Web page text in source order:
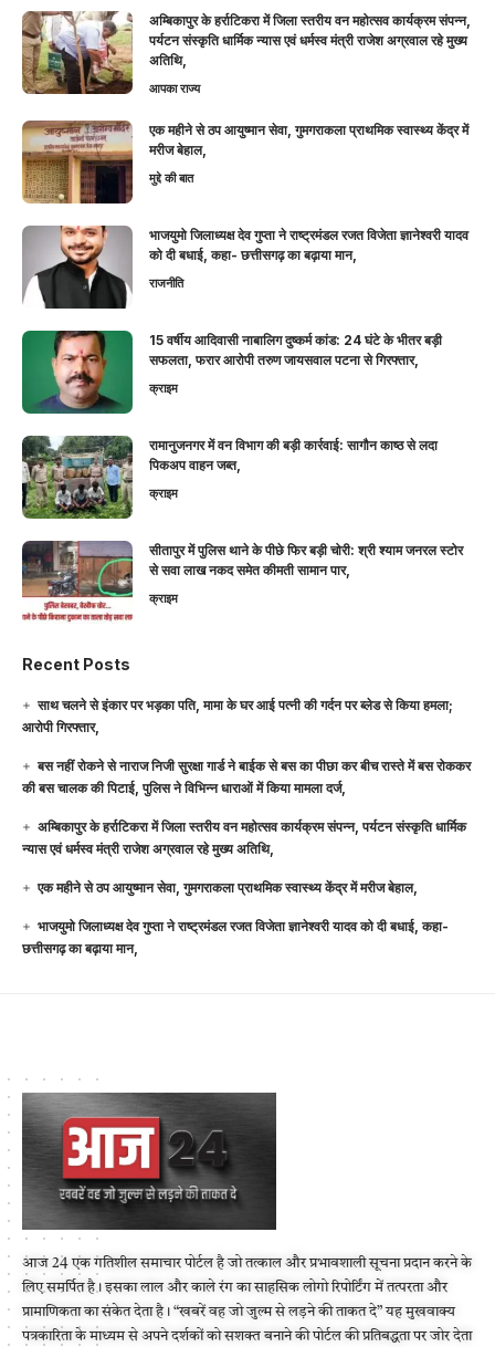
अम्बिकापुर के हर्राटिकरा में जिला स्तरीय वन महोत्सव कार्यक्रम संपन्न,
पर्यटन संस्कृति धार्मिक न्यास एवं धर्मस्व मंत्री राजेश अग्रवाल रहे मुख्य
अतिथि,
आपका राज्य
एक महीने से ठप आयुष्मान सेवा, गुमगराकला प्राथमिक स्वास्थ्य केंद्र में
मरीज बेहाल,
मुद्दे की बात
भाजयुमो जिलाध्यक्ष देव गुप्ता ने राष्ट्रमंडल रजत विजेता ज्ञानेश्वरी यादव
को दी बधाई, कहा- छत्तीसगढ़ का बढ़ाया मान,
राजनीति
15 वर्षीय आदिवासी नाबालिग दुष्कर्म कांड: 24 घंटे के भीतर बड़ी
सफलता, फरार आरोपी तरुण जायसवाल पटना से गिरफ्तार,
क्राइम
रामानुजनगर में वन विभाग की बड़ी कार्रवाई: सागौन काष्ठ से लदा
पिकअप वाहन जब्त,
क्राइम
सीतापुर में पुलिस थाने के पीछे फिर बड़ी चोरी: श्री श्याम जनरल स्टोर
से सवा लाख नकद समेत कीमती सामान पार,
क्राइम
Recent Posts
साथ चलने से इंकार पर भड़का पति, मामा के घर आई पत्नी की गर्दन पर ब्लेड से किया हमला;
आरोपी गिरफ्तार,
बस नहीं रोकने से नाराज निजी सुरक्षा गार्ड ने बाईक से बस का पीछा कर बीच रास्ते में बस रोककर
की बस चालक की पिटाई, पुलिस ने विभिन्न धाराओं में किया मामला दर्ज,
अम्बिकापुर के हर्राटिकरा में जिला स्तरीय वन महोत्सव कार्यक्रम संपन्न, पर्यटन संस्कृति धार्मिक
न्यास एवं धर्मस्व मंत्री राजेश अग्रवाल रहे मुख्य अतिथि,
एक महीने से ठप आयुष्मान सेवा, गुमगराकला प्राथमिक स्वास्थ्य केंद्र में मरीज बेहाल,
भाजयुमो जिलाध्यक्ष देव गुप्ता ने राष्ट्रमंडल रजत विजेता ज्ञानेश्वरी यादव को दी बधाई, कहा-
छत्तीसगढ़ का बढ़ाया मान,
आज 24 एक गतिशील समाचार पोर्टल है जो तत्काल और प्रभावशाली सूचना प्रदान करने के
लिए समर्पित है। इसका लाल और काले रंग का साहसिक लोगो रिपोर्टिंग में तत्परता और
प्रामाणिकता का संकेत देता है। “खबरें वह जो जुल्म से लड़ने की ताकत दे” यह मुखवाक्य
पत्रकारिता के माध्यम से अपने दर्शकों को सशक्त बनाने की पोर्टल की प्रतिबद्धता पर जोर देता